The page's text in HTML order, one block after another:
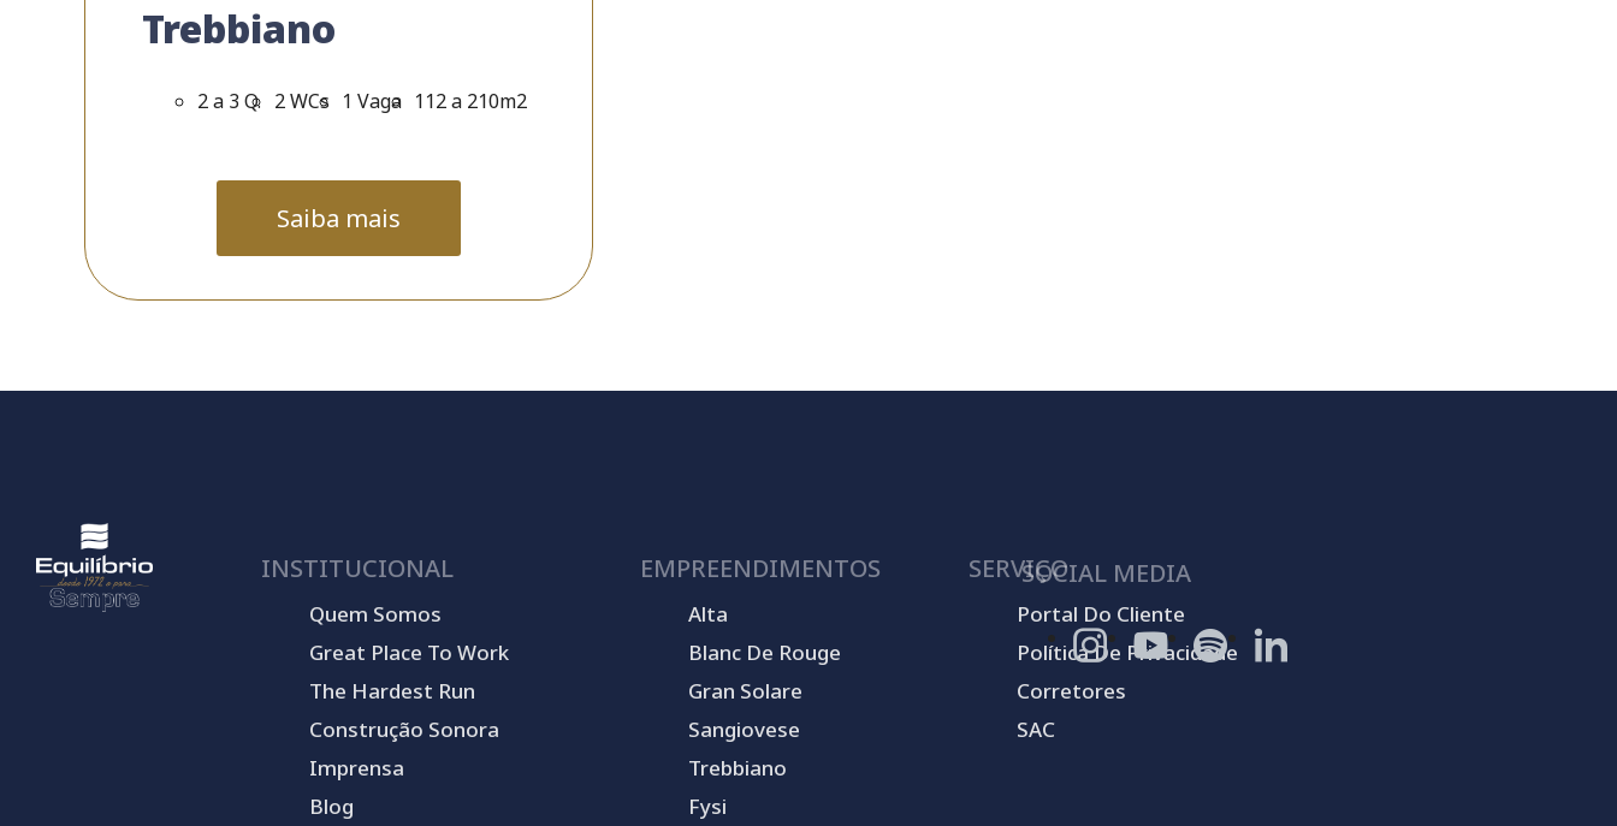
Trebbiano
2 a 3 Q. 2 WCs 1 Vaga 112 a 210m2
Saiba mais
INSTITUCIONAL
Quem Somos
Great Place To Work
The Hardest Run
Construção Sonora
Imprensa
Blog
EMPREENDIMENTOS
Alta
Blanc De Rouge
Gran Solare
Sangiovese
Trebbiano
Fysi
SERVIÇO
Portal Do Cliente
Política De Privacidade
Corretores
SAC
SOCIAL MEDIA